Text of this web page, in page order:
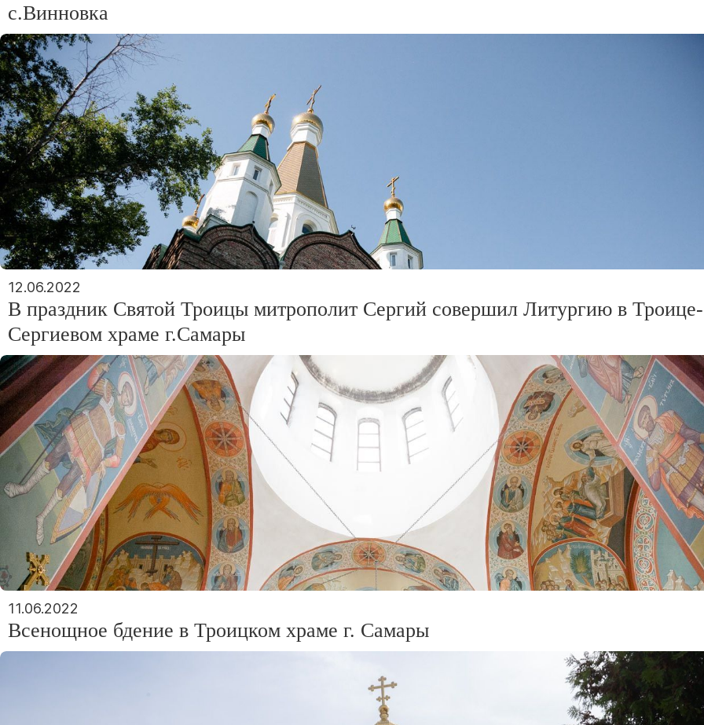
с.Винновка
12.06.2022
В праздник Святой Троицы митрополит Сергий совершил Литургию в Троице-
Сергиевом храме г.Самары
11.06.2022
Всенощное бдение в Троицком храме г. Самары